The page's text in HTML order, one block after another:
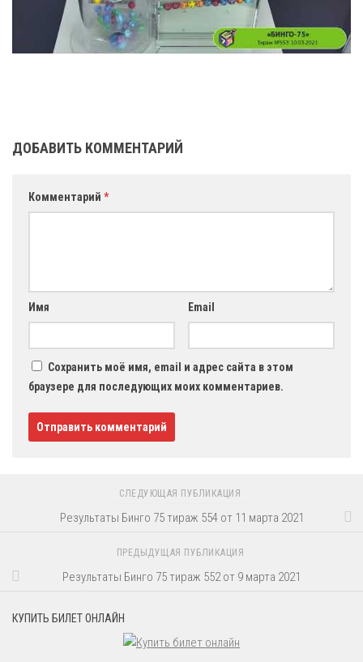
ДОБАВИТЬ КОММЕНТАРИЙ
Комментарий *
Имя Email
Сохранить моё имя, email и адрес сайта в этом
браузере для последующих моих комментариев.
СЛЕДУЮЩАЯ ПУБЛИКАЦИЯ
Результаты Бинго 75 тираж 554 от 11 марта 2021
ПРЕДЫДУЩАЯ ПУБЛИКАЦИЯ
Результаты Бинго 75 тираж 552 от 9 марта 2021
КУПИТЬ БИЛЕТ ОНЛАЙН